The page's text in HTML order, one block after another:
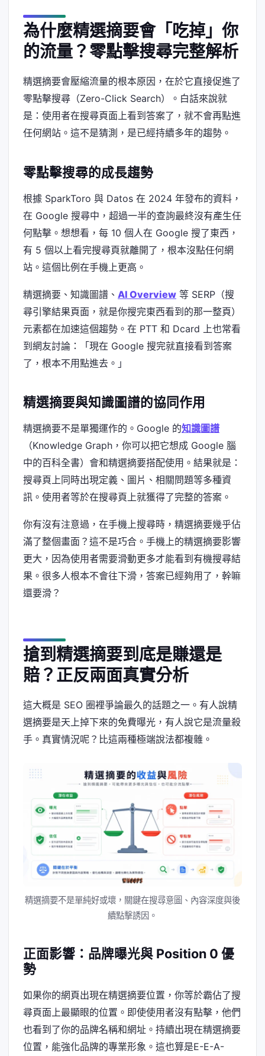
為什麼精選摘要會「吃掉」你
的流量？零點擊搜尋完整解析
精選摘要會壓縮流量的根本原因，在於它直接促進了
零點擊搜尋（Zero-Click Search）。白話來說就
是：使用者在搜尋頁面上看到答案了，就不會再點進
任何網站。這不是猜測，是已經持續多年的趨勢。
零點擊搜尋的成長趨勢
根據 SparkToro 與 Datos 在 2024 年發布的資料，
在 Google 搜尋中，超過一半的查詢最終沒有產生任
何點擊。想想看，每 10 個人在 Google 搜了東西，
有 5 個以上看完搜尋頁就離開了，根本沒點任何網
站。這個比例在手機上更高。
精選摘要、知識圖譜、 AI Overview 等 SERP（搜
尋引擎結果頁面，就是你搜完東西看到的那一整頁）
元素都在加速這個趨勢。在 PTT 和 Dcard 上也常看
到網友討論：「現在 Google 搜完就直接看到答案
了，根本不用點進去。」
精選摘要與知識圖譜的協同作用
精選摘要不是單獨運作的。Google 的知識圖譜
（Knowledge Graph，你可以把它想成 Google 腦
中的百科全書）會和精選摘要搭配使用。結果就是：
搜尋頁上同時出現定義、圖片、相關問題等多種資
訊。使用者等於在搜尋頁上就獲得了完整的答案。
你有沒有注意過，在手機上搜尋時，精選摘要幾乎佔
滿了整個畫面？這不是巧合。手機上的精選摘要影響
更大，因為使用者需要滑動更多才能看到有機搜尋結
果。很多人根本不會往下滑，答案已經夠用了，幹嘛
還要滑？
搶到精選摘要到底是賺還是
賠？正反兩面真實分析
這大概是 SEO 圈裡爭論最久的話題之一。有人說精
選摘要是天上掉下來的免費曝光，有人說它是流量殺
手。真實情況呢？比這兩種極端說法都複雜。
精選摘要不是單純好或壞，關鍵在搜尋意圖、內容深度與後
續點擊誘因。
正面影響：品牌曝光與 Position 0 優
勢
如果你的網頁出現在精選摘要位置，你等於霸佔了搜
尋頁面上最顯眼的位置。即使使用者沒有點擊，他們
也看到了你的品牌名稱和網址。持續出現在精選摘要
位置，能強化品牌的專業形象。這也算是E-E-A-